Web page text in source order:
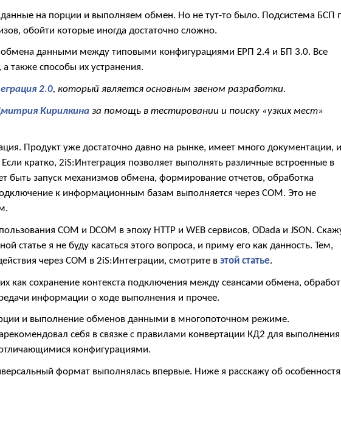
на порции и выполняем обмен. Но не тут-то было. Подсистема БСП
обойти которые иногда достаточно сложно.
обмена данными между типовыми конфигурациями ЕРП 2.4 и БП 3.0. Все
также способы их устранения.
2.0, который является основным звеном разработки.
Кирилкина за помощь в тестировании и поиску «узких мест»
Продукт уже достаточно давно на рынке, имеет много документации, и
кратко, 2iS:Интеграция позволяет выполнять различные встроенные в
запуск механизмов обмена, формирование отчетов, обработка
к информационным базам выполняется через COM. Это не
COM и DCOM в эпоху HTTP и WEB сервисов, ODada и JSON.
статье я не буду касаться этого вопроса, и приму его как данность. Тем,
через COM в 2iS:Интеграции, смотрите в этой статье.
как сохранение контекста подключения между сеансами обмена,
информации о ходе выполнения и прочее.
и выполнение обменов данными в многопоточном режиме.
себя в связке с правилами конвертации КД2 для выполнения
конфигурациями.
формат выполнялась впервые. Ниже я расскажу об